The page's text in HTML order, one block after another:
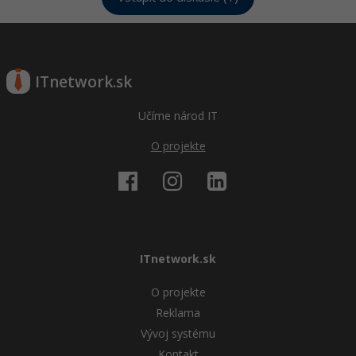
Elektronický podpis
Ostatné
ITnetwork.sk
Učíme národ IT
O projekte
ITnetwork.sk
O projekte
Reklama
Vývoj systému